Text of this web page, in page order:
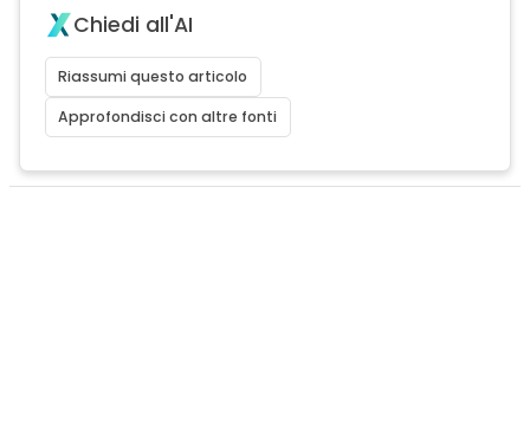
Chiedi all'AI
Riassumi questo articolo
Approfondisci con altre fonti